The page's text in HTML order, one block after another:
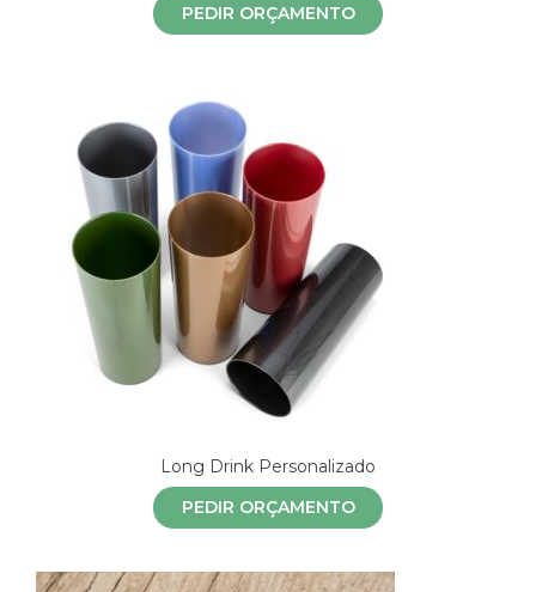
PEDIR ORÇAMENTO
Long Drink Personalizado
PEDIR ORÇAMENTO